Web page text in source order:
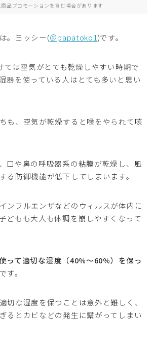
化
マホ
ズ
末
品プロモーションを含む場合があります
。ヨッシー(＠papatoko1)です。
ては空気がとても乾燥しやすい時期で
器を使っている人はとても多いと思い
も、空気が乾燥すると喉をやられて咳
口や鼻の呼吸器系の粘膜が乾燥し、風
る防御機能が低下してしまいます。
ンフルエンザなどのウィルスが体内に
どもも大人も体調を崩しやすくなって
って適切な湿度（40%〜60%）を保っ
です。
切な湿度を保つことは意外と難しく、
るとカビなどの発生に繋がってしまい